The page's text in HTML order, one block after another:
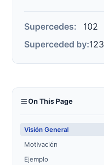
Supercedes:
102
Superceded by:123
On This Page
Visión General
Motivación
Ejemplo